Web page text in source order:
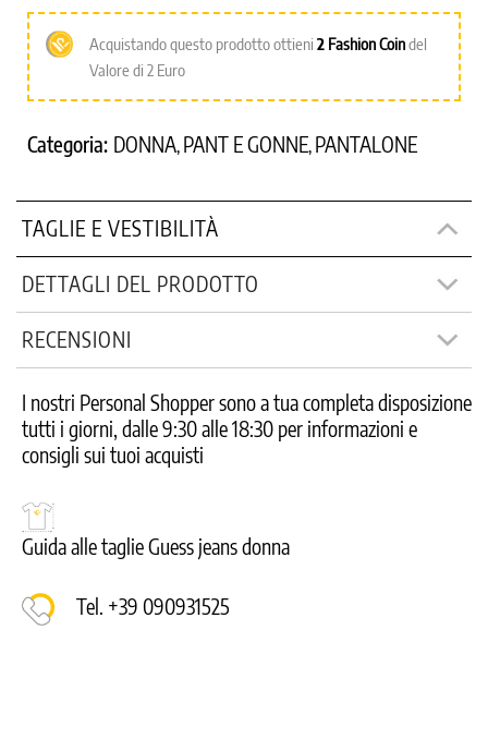
Acquistando questo prodotto ottieni 2 Fashion Coindel
Valore di 2 Euro
Categoria: DONNA PANT E GONNE PANTALONE
TAGLIE E VESTIBILITÀ
DETTAGLI DEL PRODOTTO
RECENSIONI
I nostri Personal Shopper sono a tua completa disposizione
tutti i giorni, dalle 9:30 alle 18:30 per informazioni e
consigli sui tuoi acquisti
Guida alle taglie Guess jeans donna
Tel. +39 090931525